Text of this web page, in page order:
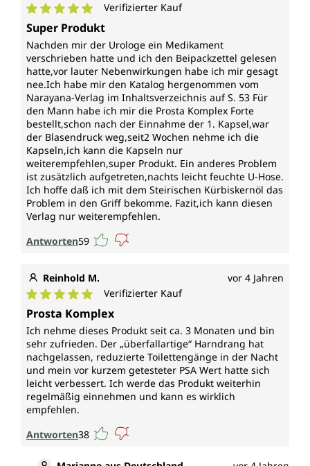
Durchschnittliche Bewertung von 5 von 5 Sternen
Verifizierter Kauf
Super Produkt
Nachden mir der Urologe ein Medikament
verschrieben hatte und ich den Beipackzettel gelesen
hatte,vor lauter Nebenwirkungen habe ich mir gesagt
nee.Ich habe mir den Katalog hergenommen vom
Narayana-Verlag im Inhaltsverzeichnis auf S. 53 Für
den Mann habe ich mir die Prosta Komplex Forte
bestellt,schon nach der Einnahme der 1. Kapsel,war
der Blasendruck weg,seit2 Wochen nehme ich die
Kapseln,ich kann die Kapseln nur
weiterempfehlen,super Produkt. Ein anderes Problem
ist zusätzlich aufgetreten,nachts leicht feuchte U-Hose.
Ich hoffe daß ich mit dem Steirischen Kürbiskernöl das
Problem in den Griff bekomme. Fazit,ich kann diesen
Verlag nur weiterempfehlen.
Antworten59
Reinhold M. vor 4 Jahren
Durchschnittliche Bewertung von 5 von 5 Sternen
Verifizierter Kauf
Prosta Komplex
Ich nehme dieses Produkt seit ca. 3 Monaten und bin
sehr zufrieden. Der „überfallartige“ Harndrang hat
nachgelassen, reduzierte Toilettengänge in der Nacht
und mein vor kurzem getesteter PSA Wert hatte sich
leicht verbessert. Ich werde das Produkt weiterhin
regelmäßig einnehmen und kann es wirklich
empfehlen.
Antworten38